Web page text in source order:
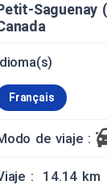
Saguenay
Français
de viaje :
: 14.14 km